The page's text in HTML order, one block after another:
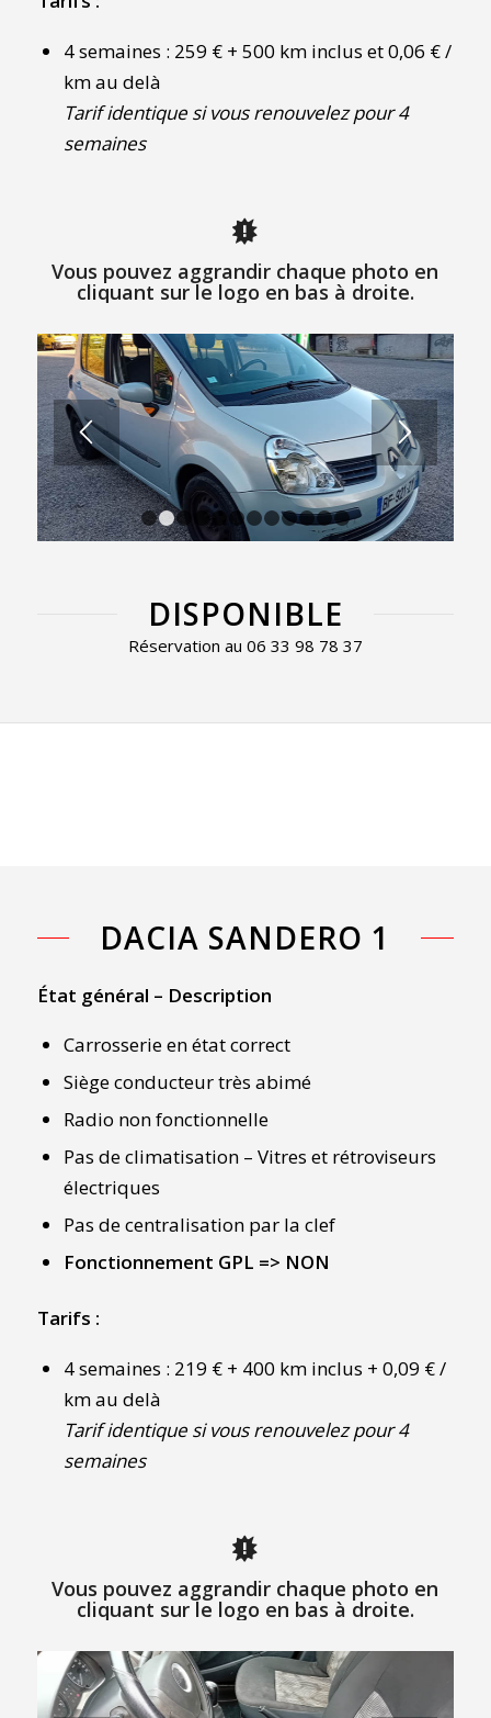
4 semaines : 259 € + 500 km inclus et 0,06 € /
km au delà
Tarif identique si vous renouvelez pour 4
semaines
Vous pouvez aggrandir chaque photo en
cliquant sur le logo en bas à droite.
1 2 3 4 5 6 7 8 9 101112
DISPONIBLE
Réservation au 06 33 98 78 37
DACIA SANDERO 1
État général – Description
Carrosserie en état correct
Siège conducteur très abimé
Radio non fonctionnelle
Pas de climatisation – Vitres et rétroviseurs
électriques
Pas de centralisation par la clef
Fonctionnement GPL => NON
Tarifs :
4 semaines : 219 € + 400 km inclus + 0,09 € /
km au delà
Tarif identique si vous renouvelez pour 4
semaines
Vous pouvez aggrandir chaque photo en
cliquant sur le logo en bas à droite.